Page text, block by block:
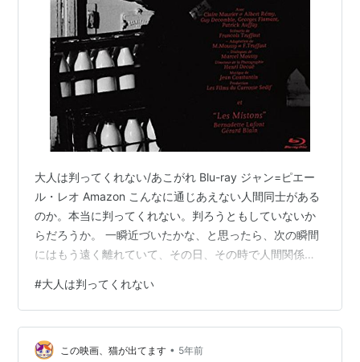
大人は判ってくれない/あこがれ Blu-ray ジャン=ピエー
ル・レオ Amazon こんなに通じあえない人間同士がある
のか。本当に判ってくれない。判ろうともしていないか
らだろうか。 一瞬近づいたかな、と思ったら、次の瞬間
にはもう遠く離れていて、その日、その時で人間関係の
ために努力をしているのかもしれない。そういう努力を
やめてしまえば、あっという間にもう二度と会えなくな
るんだなあ。 でも、その努力は、お互いにしていれば関
係が続くのであって、一方が切り捨ててしまえば、怖い
#大人は判ってくれない
この映画、猫が出てます • 5年前